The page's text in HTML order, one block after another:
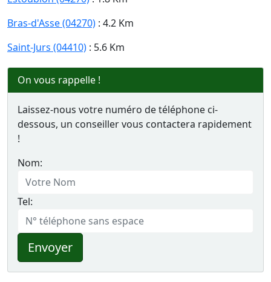
Bras-d'Asse (04270) : 4.2 Km
Saint-Jurs (04410) : 5.6 Km
On vous rappelle !
Laissez-nous votre numéro de téléphone ci-
dessous, un conseiller vous contactera rapidement
!
Nom:
Tel:
Envoyer